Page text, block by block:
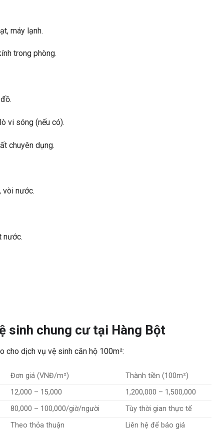
máy lạnh.
trong phòng.
vi sóng (nếu có).
chuyên dụng.
vòi nước.
nước.
sinh chung cư tại Hàng Bột
cho dịch vụ vệ sinh căn hộ 100m²:
Đơn giá (VNĐ/m²)
Thành tiền (100m²)
12,000 – 15,000
1,200,000 – 1,500,000
80,000 – 100,000/giờ/người
Tùy thời gian thực tế
Theo thỏa thuận Liên hệ để báo giá